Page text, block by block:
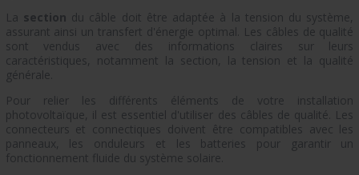
La section du câble doit être adaptée à la tension du système,
assurant ainsi un transfert d'énergie optimal. Les câbles de qualité
sont vendus avec des informations claires sur leurs
caractéristiques, notamment la section, la tension et la qualité
générale.
Pour relier les différents éléments de votre installation
photovoltaïque, il est essentiel d'utiliser des câbles de qualité. Les
connecteurs et connectiques doivent être compatibles avec les
panneaux, les onduleurs et les batteries pour garantir un
fonctionnement fluide du système solaire.